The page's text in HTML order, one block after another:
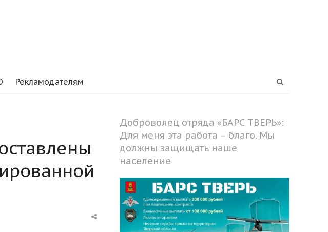
Рекламодателям
Share
Доброволец отряда «БАРС ТВЕРЬ»:
Для меня эта работа – благо. Мы
должны защищать наше
население